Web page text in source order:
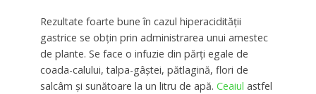
Rezultate foarte bune în cazul hiperacidităţii
gastrice se obţin prin administrarea unui amestec
de plante. Se face o infuzie din părţi egale de
coada-calului, talpa-gâştei, pătlagină, flori de
salcâm şi sunătoare la un litru de apă. Ceaiul astfel